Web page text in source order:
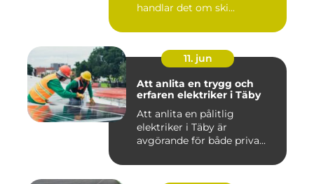
handlar det om ski...
11. jun
Att anlita en trygg och
erfaren elektriker i Täby
Att anlita en pålitlig
elektriker i Täby är
avgörande för både priva...